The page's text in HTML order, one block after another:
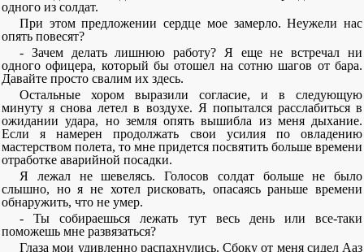
одного из солдат.
При этом предложении сердце мое замерло. Неужели нас
опять повесят?
- Зачем делать лишнюю работу? Я еще не встречал ни
одного офицера, который бы отошел на сотню шагов от бара.
Давайте просто свалим их здесь.
Остальные хором выразили согласие, и в следующую
минуту я снова летел в воздухе. Я попытался расслабиться в
ожидании удара, но земля опять вышибла из меня дыхание.
Если я намерен продолжать свои усилия по овладению
мастерством полета, то мне придется посвятить больше времени
отработке аварийной посадки.
Я лежал не шевелясь. Голосов солдат больше не было
слышно, но я не хотел рисковать, опасаясь раньше времени
обнаружить, что не умер.
- Ты собираешься лежать тут весь день или все-таки
поможешь мне развязаться?
Глаза мои удивленно распахнулись. Сбоку от меня сидел Ааз